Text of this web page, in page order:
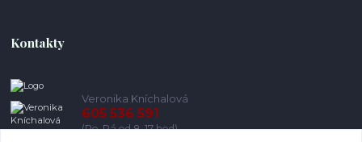
Kontakty
Veronika Kníchalová
605 536 591
(Po-Pá od 8-17 hod)